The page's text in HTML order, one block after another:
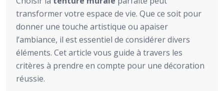
transformer votre espace de vie. Que ce soit pour
donner une touche artistique ou apaiser
l’ambiance, il est essentiel de considérer divers
éléments. Cet article vous guide à travers les
critères à prendre en compte pour une décoration
réussie.